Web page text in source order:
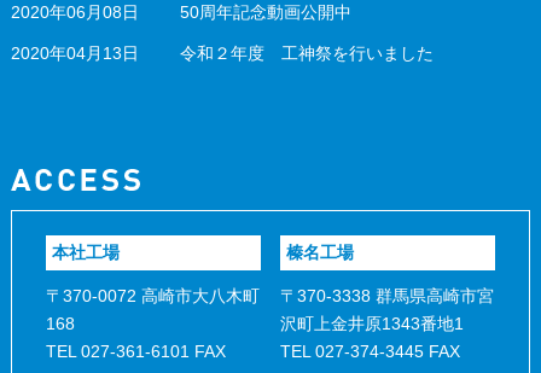
2020年06月08日 50周年記念動画公開中
2020年04月13日 令和２年度 工神祭を行いました
本社工場
〒370-0072 高崎市大八木町
168
TEL 027-361-6101 FAX
榛名工場
〒370-3338 群馬県高崎市宮
沢町上金井原1343番地1
TEL 027-374-3445 FAX